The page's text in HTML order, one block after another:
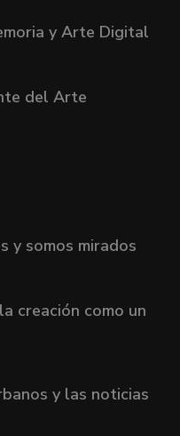
y Arte Digital
del Arte
y somos mirados
creación como un
y las noticias